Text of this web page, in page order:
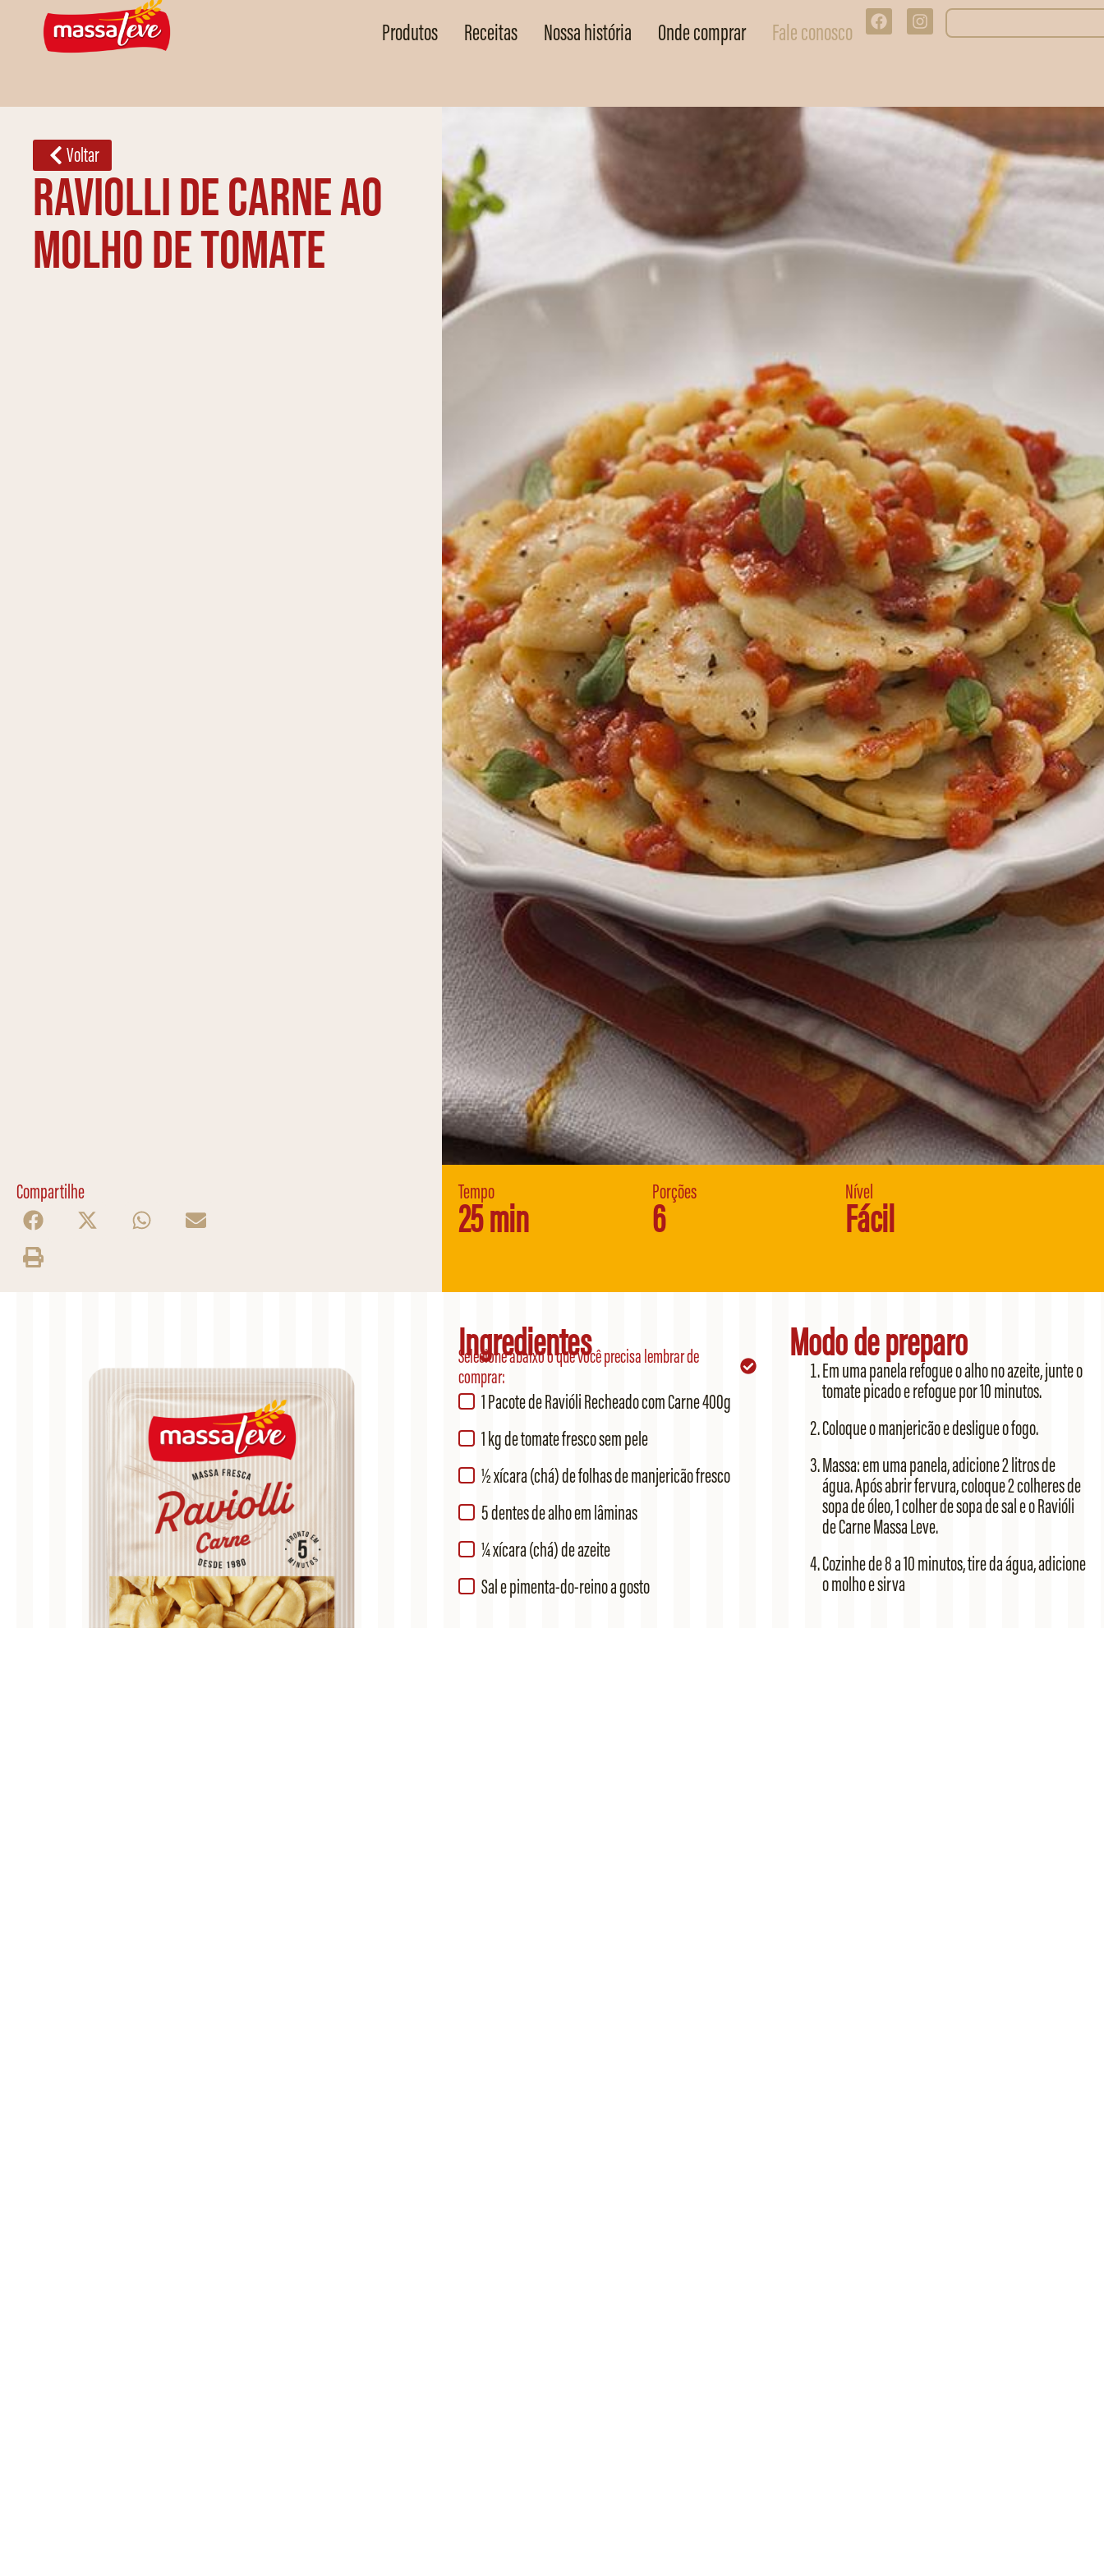
Produtos Receitas Nossa história Onde comprar Fale conosco
Voltar
Raviolli de carne ao
molho de tomate
Compartilhe Tempo
25 min
Porções
6
Nível
Fácil
Ingredientes
Selecione abaixo o que você precisa lembrar de
comprar:
1 Pacote de Ravióli Recheado com Carne 400g
1 kg de tomate fresco sem pele
½ xícara (chá) de folhas de manjericão fresco
5 dentes de alho em lâminas
¼ xícara (chá) de azeite
Sal e pimenta-do-reino a gosto
Modo de preparo
Em uma panela refogue o alho no azeite, junte o
tomate picado e refogue por 10 minutos.
Coloque o manjericão e desligue o fogo.
Massa: em uma panela, adicione 2 litros de
água. Após abrir fervura, coloque 2 colheres de
sopa de óleo, 1 colher de sopa de sal e o Ravióli
de Carne Massa Leve.
Cozinhe de 8 a 10 minutos, tire da água, adicione
o molho e sirva